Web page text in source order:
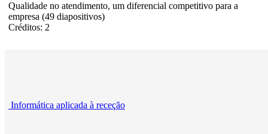
Qualidade no atendimento, um diferencial competitivo para a
empresa (49 diapositivos)
Créditos: 2
Informática aplicada à receção